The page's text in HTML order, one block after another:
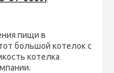
пищи в
большой котелок с
котелка